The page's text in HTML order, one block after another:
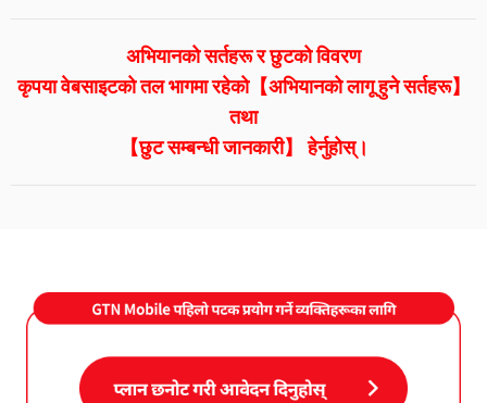
अभियानको सर्तहरू र छुटको विवरण
कृपया वेबसाइटको तल भागमा रहेको【अभियानको लागू हुने सर्तहरू】
तथा
【छुट सम्बन्धी जानकारी】 हेर्नुहोस्।